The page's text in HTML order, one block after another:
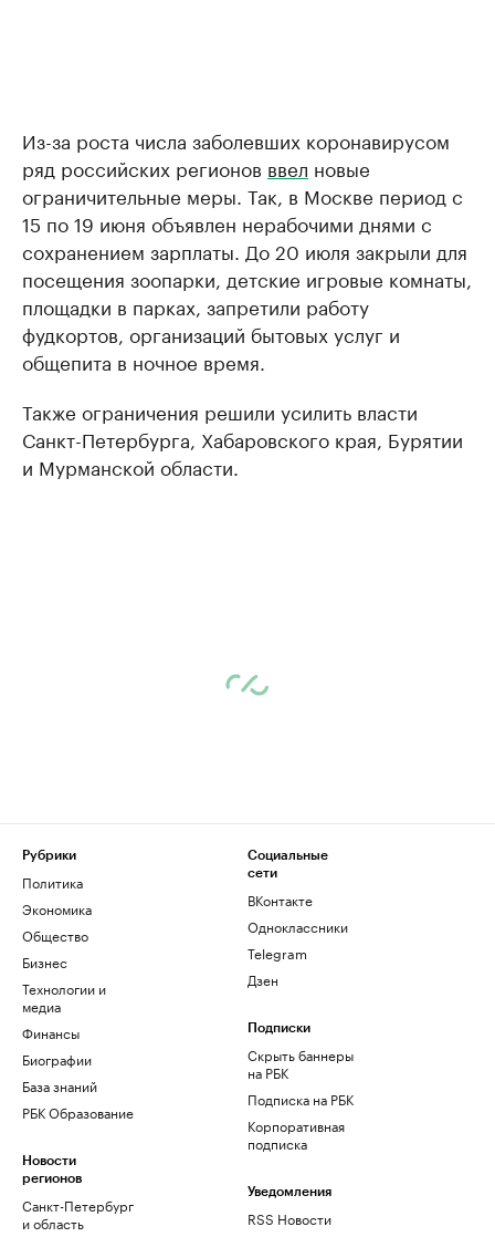
Из-за роста числа заболевших коронавирусом
ряд российских регионов ввел новые
ограничительные меры. Так, в Москве период с
15 по 19 июня объявлен нерабочими днями с
сохранением зарплаты. До 20 июля закрыли для
посещения зоопарки, детские игровые комнаты,
площадки в парках, запретили работу
фудкортов, организаций бытовых услуг и
общепита в ночное время.
Также ограничения решили усилить власти
Санкт-Петербурга, Хабаровского края, Бурятии
и Мурманской области.
Рубрики
Политика
Экономика
Общество
Бизнес
Технологии и
медиа
Финансы
Биографии
База знаний
РБК Образование
Новости
регионов
Санкт-Петербург
и область
Социальные
сети
ВКонтакте
Одноклассники
Telegram
Дзен
Подписки
Скрыть баннеры
на РБК
Подписка на РБК
Корпоративная
подписка
Уведомления
RSS Новости